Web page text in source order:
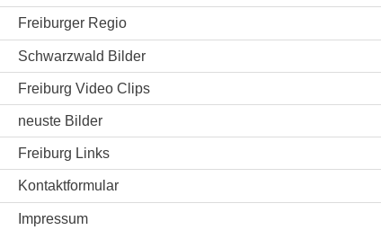
Freiburger Regio
Schwarzwald Bilder
Freiburg Video Clips
neuste Bilder
Freiburg Links
Kontaktformular
Impressum